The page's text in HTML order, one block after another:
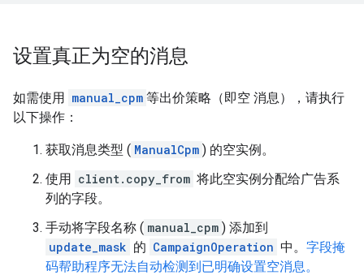
设置真正为空的消息
如需使用 manual_cpm 等出价策略（即空 消息），请执行
以下操作：
获取消息类型 ( ManualCpm ) 的空实例。
使用 client.copy_from 将此空实例分配给广告系
列的字段。
手动将字段名称 ( manual_cpm ) 添加到
update_mask 的 CampaignOperation 中。 字段掩
码帮助程序无法自动检测到已明确设置空消息。